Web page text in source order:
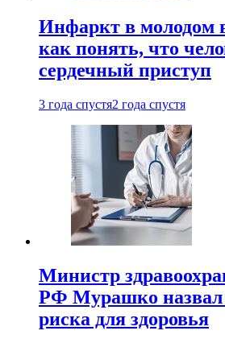
Инфаркт в молодом
как понять, что
сердечный приступ
3 года спустя2 года спустя
Министр
РФ Мурашко назвал
риска для здоровья